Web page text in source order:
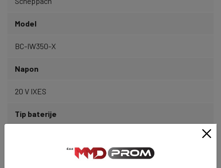
Model
BC-IW350-X
Napon
20 V IXES
Tip baterije